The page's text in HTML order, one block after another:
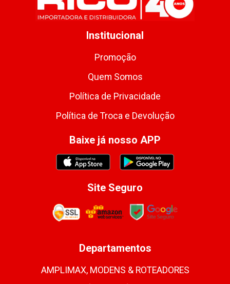
Institucional
Promoção
Quem Somos
Política de Privacidade
Política de Troca e Devolução
Baixe já nosso APP
Site Seguro
Departamentos
AMPLIMAX, MODENS & ROTEADORES